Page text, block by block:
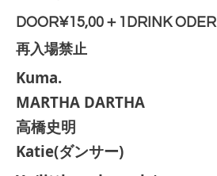
DOOR¥15,00＋1DRINK ODER
再入場禁止
Kuma.
MARTHA DARTHA
高橋史明
Katie(ダンサー)